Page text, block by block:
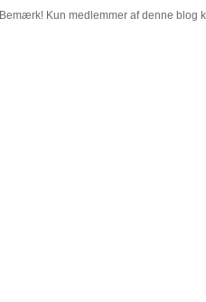
Bemærk! Kun medlemmer af denne blog